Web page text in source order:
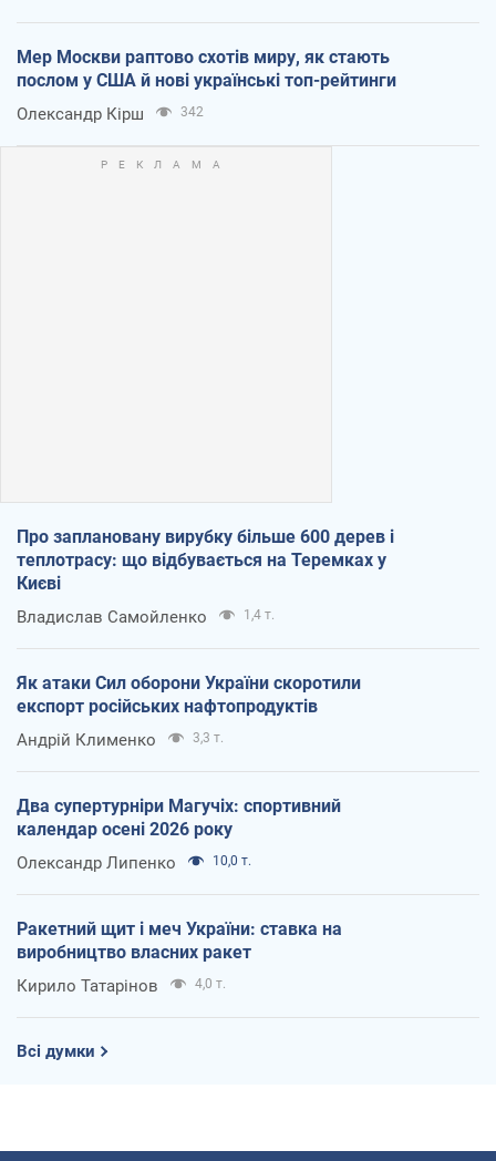
Мер Москви раптово схотів миру, як стають
послом у США й нові українські топ-рейтинги
Олександр Кірш 342
Про заплановану вирубку більше 600 дерев і
теплотрасу: що відбувається на Теремках у
Києві
Владислав Самойленко 1,4 т.
Як атаки Сил оборони України скоротили
експорт російських нафтопродуктів
Андрій Клименко 3,3 т.
Два супертурніри Магучіх: спортивний
календар осені 2026 року
Олександр Липенко 10,0 т.
Ракетний щит і меч України: ставка на
виробництво власних ракет
Кирило Татарінов 4,0 т.
Всі думки